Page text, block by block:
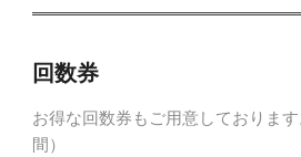
回数券
お得な回数券もご用意しておりま
間）